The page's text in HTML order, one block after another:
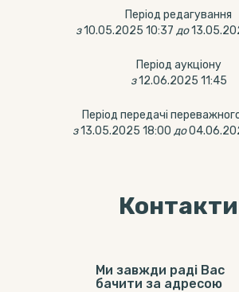
Період редагування
з 10.05.2025 10:37 до
Період аукціону
з 12.06.2025 11:45
Період передачі
з13.05.2025 18:00 до
Контакти
Ми завжди раді Вас
бачити за адресою